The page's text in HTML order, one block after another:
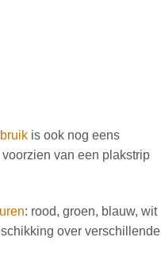
is ook nog eens
van een plakstrip
: rood, groen, blauw, wit
over verschillende